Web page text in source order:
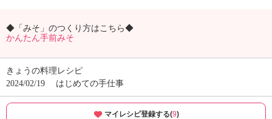
◆「みそ」のつくり方はこちら◆
かんたん手前みそ
きょうの料理レシピ
2024/02/19
はじめての手仕事
マイレシピ登録する(9)